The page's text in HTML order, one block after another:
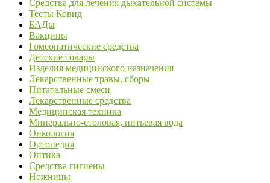
Средства для лечения дыхательной системы
Тесты Ковид
БАДы
Вакцины
Гомеопатические средства
Детские товары
Изделия медицинского назначения
Лекарственные травы, сборы
Питательные смеси
Лекарственные средства
Медицинская техника
Минерально-столовая, питьевая вода
Онкология
Ортопедия
Оптика
Средства гигиены
Ножницы